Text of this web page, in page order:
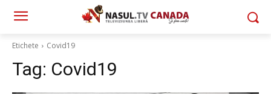
Etichete Covid19
Tag: Covid19